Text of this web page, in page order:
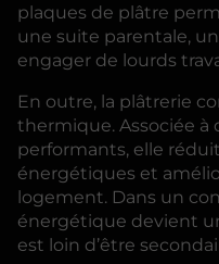
plaques de plâtre
une suite parentale,
engager de lourds
En outre, la plâtrerie
thermique. Associée à
performants, elle
énergétiques et
logement. Dans un
énergétique devient
est loin d’être